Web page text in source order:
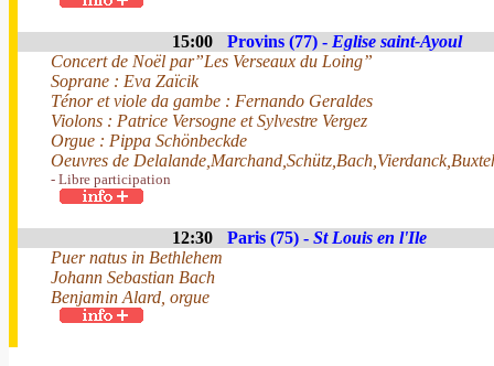
15:00 Provins (77) - Eglise saint-Ayoul
Concert de Noël par”Les Verseaux du Loing”
Soprane : Eva Zaïcik
Ténor et viole da gambe : Fernando Geraldes
Violons : Patrice Versogne et Sylvestre Vergez
Orgue : Pippa Schönbeckde
Oeuvres de
- Libre participation
12:30 Paris (75) - St Louis en l'Ile
Puer natus in Bethlehem
Johann Sebastian Bach
Benjamin Alard, orgue